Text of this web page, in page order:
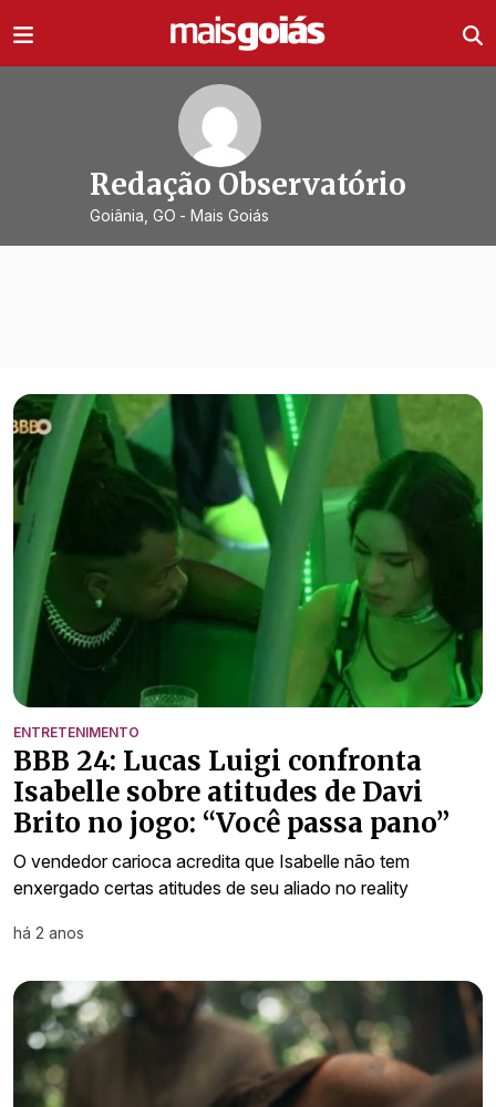
Redação Observatório
Goiânia, GO - Mais Goiás
Todas as notícias deRedação
ENTRETENIMENTO
BBB 24: Lucas Luigi confronta
Isabelle sobre atitudes de Davi
Brito no jogo: “Você passa pano”
O vendedor carioca acredita que Isabelle não tem
enxergado certas atitudes de seu aliado no reality
há 2 anos